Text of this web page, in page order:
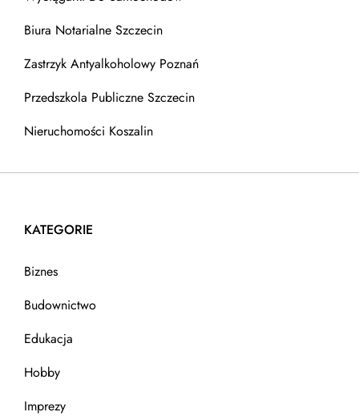
Biura Notarialne Szczecin
Zastrzyk Antyalkoholowy Poznań
Przedszkola Publiczne Szczecin
Nieruchomości Koszalin
KATEGORIE
Biznes
Budownictwo
Edukacja
Hobby
Imprezy